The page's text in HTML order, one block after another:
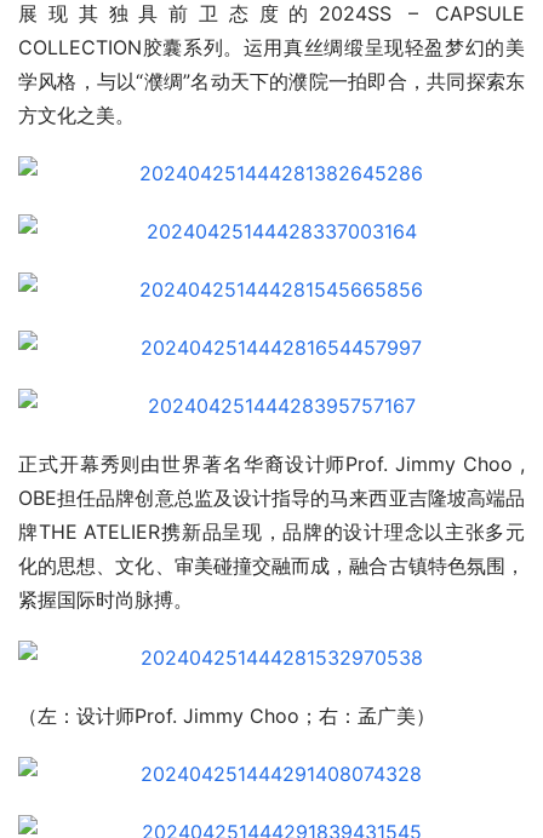
展现其独具前卫态度的2024SS – CAPSULE
COLLECTION胶囊系列。运用真丝绸缎呈现轻盈梦幻的美
学风格，与以“濮绸”名动天下的濮院一拍即合，共同探索东
方文化之美。
正式开幕秀则由世界著名华裔设计师Prof. Jimmy Choo ,
OBE担任品牌创意总监及设计指导的马来西亚吉隆坡高端品
牌THE ATELIER携新品呈现，品牌的设计理念以主张多元
化的思想、文化、审美碰撞交融而成，融合古镇特色氛围，
紧握国际时尚脉搏。
（左：设计师Prof. Jimmy Choo；右：孟广美）